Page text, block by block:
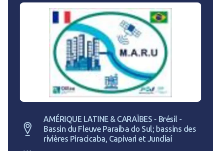
AMÉRIQUE LATINE & CARAÏBES - Brésil -
Bassin du Fleuve Paraíba do Sul; bassins des
rivières Piracicaba, Capivari et Jundiaí